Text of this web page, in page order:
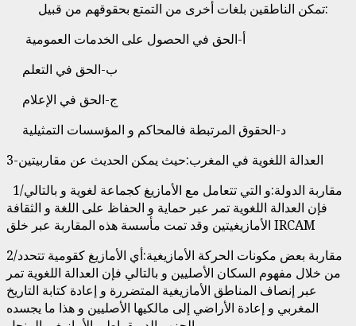
تمكن الناطقين بلغات أخرى من التمتع بحقوقهم من قبيل:
أ-الحق في الحصول على الخدمات العمومية
ب-الحق في التعلم
ج-الحق في الإعلام
د-الحقوق المرتبطة فالمحاكم و المؤسسات التمثيلية
3-العدالة اللغوية في المغرب:حيث يمكن الحديث عن مقاربيتين
1/مقاربة الدولة:و التي تتعامل مع الأمازيغ كجماعة لغوية و بالتالي
فإن العدالة اللغوية تمر عبر حماية و الحفاظ على اللغة و الثقافة
الأمازيغيتين وقد تمت مأسسة هذه المقاربة عبر خلق IRCAM
2/مقاربة بعض مكونات الحركة الأمازيغية:أي الأمازيغ كقومية تتحدد
من خلال مفهوم السكان الأصليين و بالتالي فإن العدالة اللغوية تمر
عبر إنصاف المناطق الأمازيغية المتضررة و إعادة كتابة التاريخ
المغربي و إعادة الأراضي إلى مالكيها الأصليين و هذا ما يجسده